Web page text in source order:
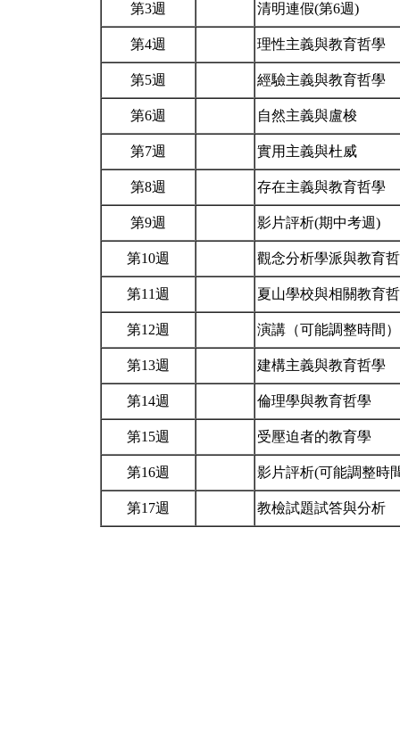
第3週 清明連假(第6週)
第4週 理性主義與教育哲學
第5週 經驗主義與教育哲學
第6週 自然主義與盧梭
第7週 實用主義與杜威
第8週 存在主義與教育哲學
第9週 影片評析(期中考週)
第10週 觀念分析學派與教育
第11週 夏山學校與相關教育
第12週 演講（可能調整時間
第13週 建構主義與教育哲學
第14週 倫理學與教育哲學
第15週 受壓迫者的教育學
第16週 影片評析(可能調整時
第17週 教檢試題試答與分析